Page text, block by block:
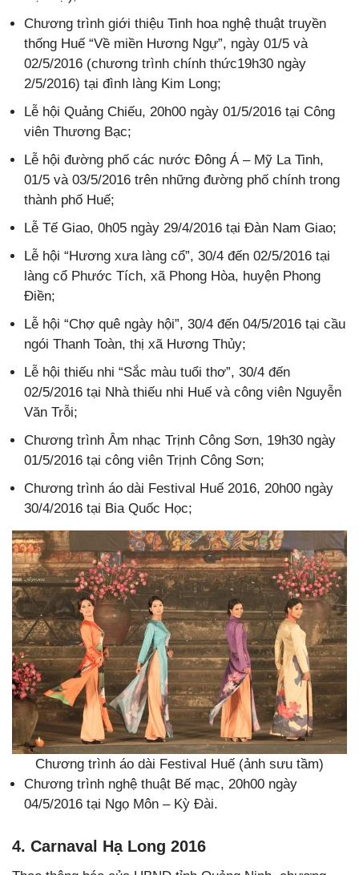
Chương trình giới thiệu Tinh hoa nghệ thuật truyền
thống Huế “Về miền Hương Ngự”, ngày 01/5 và
02/5/2016 (chương trình chính thức19h30 ngày
2/5/2016) tại đình làng Kim Long;
Lễ hội Quảng Chiếu, 20h00 ngày 01/5/2016 tại Công
viên Thương Bạc;
Lễ hội đường phố các nước Đông Á – Mỹ La Tinh,
01/5 và 03/5/2016 trên những đường phố chính trong
thành phố Huế;
Lễ Tế Giao, 0h05 ngày 29/4/2016 tại Đàn Nam Giao;
Lễ hội “Hương xưa làng cổ”, 30/4 đến 02/5/2016 tại
làng cổ Phước Tích, xã Phong Hòa, huyện Phong
Điền;
Lễ hội “Chợ quê ngày hội”, 30/4 đến 04/5/2016 tại cầu
ngói Thanh Toàn, thị xã Hương Thủy;
Lễ hội thiếu nhi “Sắc màu tuổi thơ”, 30/4 đến
02/5/2016 tại Nhà thiếu nhi Huế và công viên Nguyễn
Văn Trỗi;
Chương trình Âm nhạc Trịnh Công Sơn, 19h30 ngày
01/5/2016 tại công viên Trịnh Công Sơn;
Chương trình áo dài Festival Huế 2016, 20h00 ngày
30/4/2016 tại Bia Quốc Học;
Chương trình áo dài Festival Huế (ảnh sưu tầm)
Chương trình nghệ thuật Bế mạc, 20h00 ngày
04/5/2016 tại Ngọ Môn – Kỳ Đài.
4. Carnaval Hạ Long 2016